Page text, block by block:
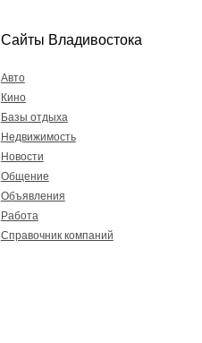
Сайты Владивостока
Авто
Кино
Базы отдыха
Недвижимость
Новости
Общение
Объявления
Работа
Справочник компаний